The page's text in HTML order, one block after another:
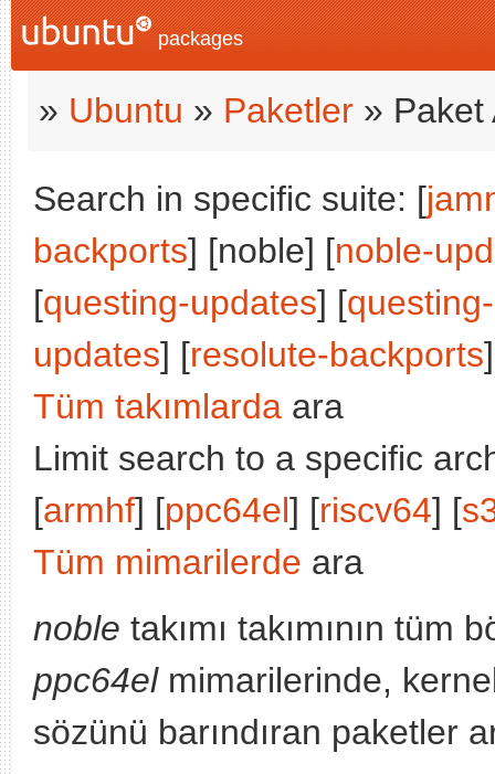
packages
» Ubuntu » Paketler » Paket
Search in specific suite: [
backports] [noble] [noble-
[questing-updates] [
updates] [resolute-backports
Tüm takımlarda ara
Limit search to a specific
[armhf] [ppc64el] [riscv64] [
Tüm mimarilerde ara
noble takımı takımının
ppc64elmimarilerinde,
sözünü barındıran paketler